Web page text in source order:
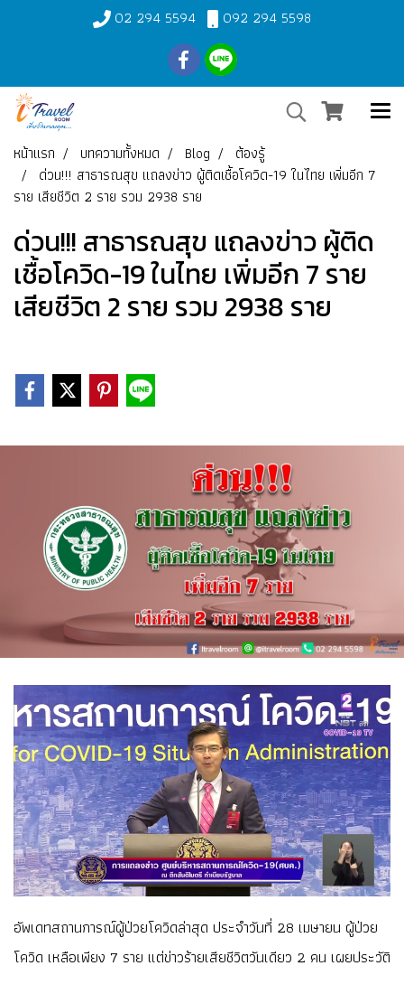
02 294 5594 092 294 5598
หน้าแรก บทความทั้งหมด Blog
ต้องรู้
ด่วน!!! สาธารณสุข แถลงข่าว ผู้ติดเชื้อโควิด-19 ในไทย เพิ่มอีก 7
ราย เสียชีวิต 2 ราย รวม 2938 ราย
ด่วน!!! สาธารณสุข แถลงข่าว ผู้ติด
เชื้อโควิด-19 ในไทย เพิ่มอีก 7 ราย
เสียชีวิต 2 ราย รวม 2938 ราย
อัพเดทสถานการณ์ผู้ป่วยโควิดล่าสุด ประจำวันที่ 28 เมษายน ผู้ป่วย
โควิด เหลือเพียง 7 ราย แต่ข่าวร้ายเสียชีวิตวันเดียว 2 คน เผยประวัติ